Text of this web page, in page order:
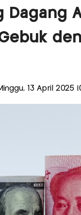
Dagang
13 April 2025